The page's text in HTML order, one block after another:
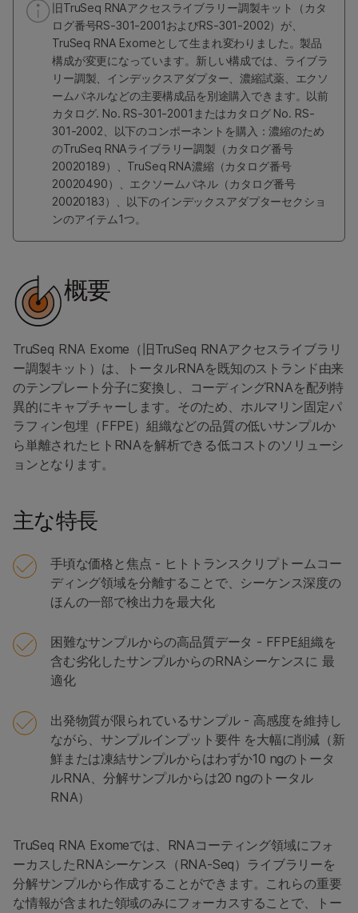
旧TruSeq RNAアクセスライブラリー調製キット（カタ
ログ番号RS-301-2001およびRS-301-2002）が、
TruSeq RNA Exomeとして生まれ変わりました。製品
構成が変更になっています。新しい構成では、ライブラ
リー調製、インデックスアダプター、濃縮試薬、エクソ
ームパネルなどの主要構成品を別途購入できます。以前
カタログ. No. RS-301-2001またはカタログ No. RS-
301-2002、以下のコンポーネントを購入：濃縮のため
のTruSeq RNAライブラリー調製（カタログ番号
20020189）、TruSeq RNA濃縮（カタログ番号
20020490）、エクソームパネル（カタログ番号
20020183）、以下のインデックスアダプターセクショ
ンのアイテム1つ。
概要
TruSeq RNA Exome（旧TruSeq RNAアクセスライブラリ
ー調製キット）は、トータルRNAを既知のストランド由来
のテンプレート分子に変換し、コーディングRNAを配列特
異的にキャプチャーします。そのため、ホルマリン固定パ
ラフィン包埋（FFPE）組織などの品質の低いサンプルか
ら単離されたヒトRNAを解析できる低コストのソリューシ
ョンとなります。
主な特長
手頃な価格と焦点 - ヒトトランスクリプトームコー
ディング領域を分離することで、シーケンス深度の
ほんの一部で検出力を最大化
困難なサンプルからの高品質データ - FFPE組織を
含む劣化したサンプルからのRNAシーケンスに 最
適化
出発物質が限られているサンプル - 高感度を維持し
ながら、サンプルインプット要件 を大幅に削減（新
鮮または凍結サンプルからはわずか10 ngのトータ
ルRNA、分解サンプルからは20 ngのトータル
RNA）
TruSeq RNA Exomeでは、RNAコーティング領域にフォ
ーカスしたRNAシーケンス（RNA-Seq）ライブラリーを
分解サンプルから作成することができます。これらの重要
な情報が含まれた領域のみにフォーカスすることで、トー